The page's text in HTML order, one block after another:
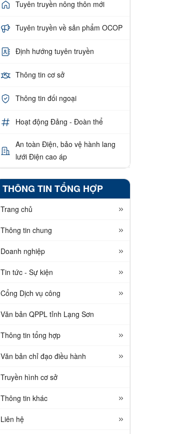
Tuyên truyền nông thôn mới
Tuyên truyền về sản phẩm OCOP
Định hướng tuyên truyền
Thông tin cơ sở
Thông tin đối ngoại
Hoạt động Đảng - Đoàn thể
An toàn Điện, bảo vệ hành lang
lưới Điện cao áp
THÔNG TIN TỔNG HỢP
Trang chủ
Thông tin chung
Doanh nghiệp
Tin tức - Sự kiện
Cổng Dịch vụ công
Văn bản QPPL tỉnh Lạng Sơn
Thông tin tổng hợp
Văn bản chỉ đạo điều hành
Truyền hình cơ sở
Thông tin khác
Liên hệ